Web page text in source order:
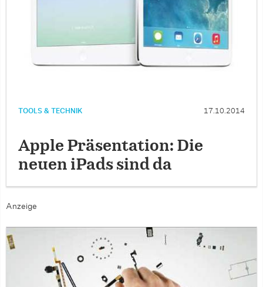
TOOLS & TECHNIK 17.10.2014
Apple Präsentation: Die
neuen iPads sind da
Anzeige